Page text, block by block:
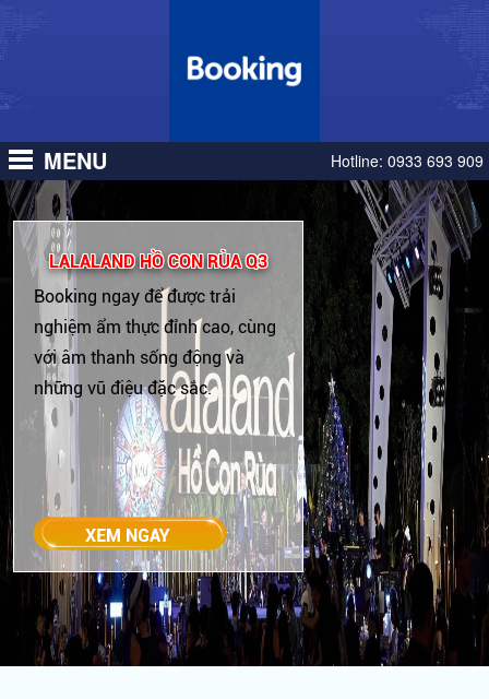
MENU Hotline: 0933 693 909
LALALAND HỒ CON RÙA Q3
Booking ngay để được trải
nghiệm ẩm thực đỉnh cao, cùng
với âm thanh sống động và
những vũ điệu đặc sắc.